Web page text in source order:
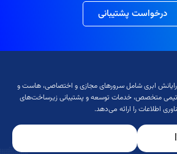
درخواست پشتیبانی
رایانش ابری شامل سرورهای مجازی و اختصاصی، هاست و
تیمی متخصص، خدمات توسعه و پشتیبانی زیرساخت‌های
اطلاعات را ارائه می‌دهد.